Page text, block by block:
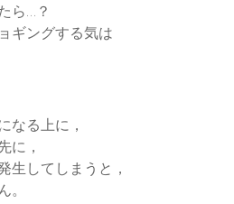
ら…？
ギングする気は
なる上に，
に，
生してしまうと，